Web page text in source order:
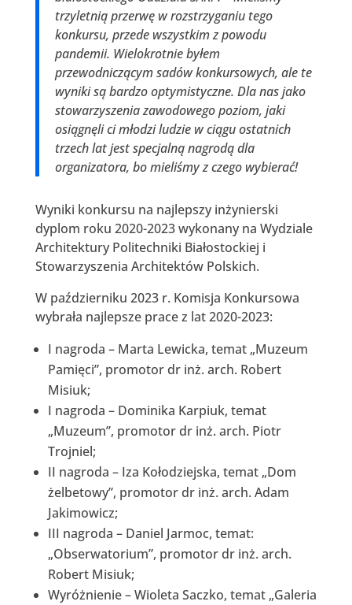
trzyletnią przerwę w rozstrzyganiu tego
konkursu, przede wszystkim z powodu
pandemii. Wielokrotnie byłem
przewodniczącym sadów konkursowych, ale te
wyniki są bardzo optymistyczne. Dla nas jako
stowarzyszenia zawodowego poziom, jaki
osiągnęli ci młodzi ludzie w ciągu ostatnich
trzech lat jest specjalną nagrodą dla
organizatora, bo mieliśmy z czego wybierać!
Wyniki konkursu na najlepszy inżynierski
dyplom roku 2020-2023 wykonany na Wydziale
Architektury Politechniki Białostockiej i
Stowarzyszenia Architektów Polskich.
W październiku 2023 r. Komisja Konkursowa
wybrała najlepsze prace z lat 2020-2023:
I nagroda – Marta Lewicka, temat „Muzeum
Pamięci”, promotor dr inż. arch. Robert
Misiuk;
I nagroda – Dominika Karpiuk, temat
„Muzeum”, promotor dr inż. arch. Piotr
Trojniel;
II nagroda – Iza Kołodziejska, temat „Dom
żelbetowy”, promotor dr inż. arch. Adam
Jakimowicz;
III nagroda – Daniel Jarmoc, temat:
„Obserwatorium”, promotor dr inż. arch.
Robert Misiuk;
Wyróżnienie – Wioleta Saczko, temat „Galeria